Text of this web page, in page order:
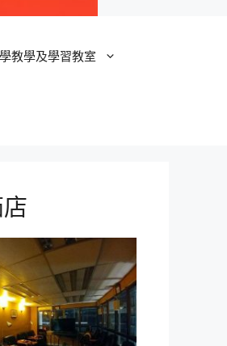
教學及學習教室